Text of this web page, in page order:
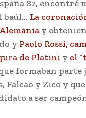
82, encontré
baúl… La
y
y Paolo Rossi,
de Platini y el
formaban parte
Falcao y Zico y
a ser